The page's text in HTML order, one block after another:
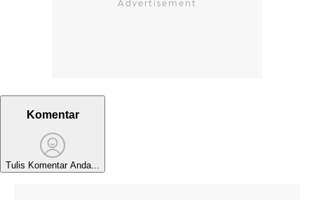
Komentar
Tulis Komentar Anda...